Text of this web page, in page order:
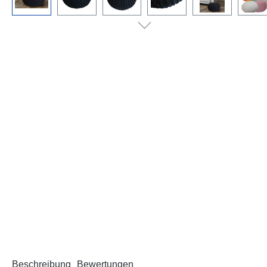
Beschreibung Bewertungen